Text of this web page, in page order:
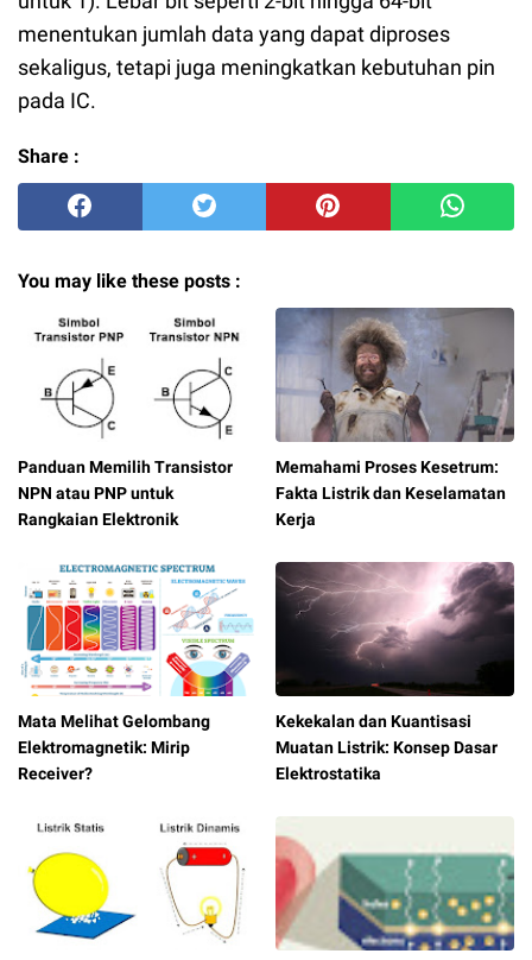
menentukan jumlah data yang dapat diproses
sekaligus, tetapi juga meningkatkan kebutuhan pin
pada IC.
Share :
You may like these posts :
Panduan Memilih Transistor
NPN atau PNP untuk
Rangkaian Elektronik
Memahami Proses Kesetrum:
Fakta Listrik dan Keselamatan
Kerja
Mata Melihat Gelombang
Elektromagnetik: Mirip
Receiver?
Kekekalan dan Kuantisasi
Muatan Listrik: Konsep Dasar
Elektrostatika